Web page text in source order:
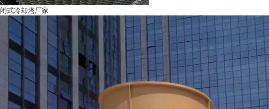
闭式冷却塔厂家